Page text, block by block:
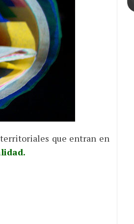
que entran en